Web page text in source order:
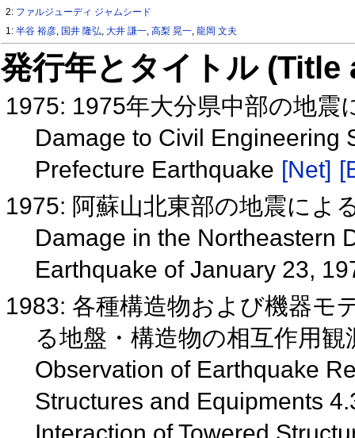
2: ファルジューディ ジャムシード
1:半谷 裕彦, 国井 隆弘,大井 謙一,高梨 晃一,龍岡 文夫
発行年とタイトル
1975: 1975年大分県中部の地
Damage to Civil Engineering
Prefecture Earthquake [Net]
1975: 阿蘇山北東部の地震によ
Damage in the Northeastern
Earthquake of January 23,
1983: 各種構造物および機器モ
る地盤・構造物の相互作用
Observation of Earthquake
Structures and Equipments